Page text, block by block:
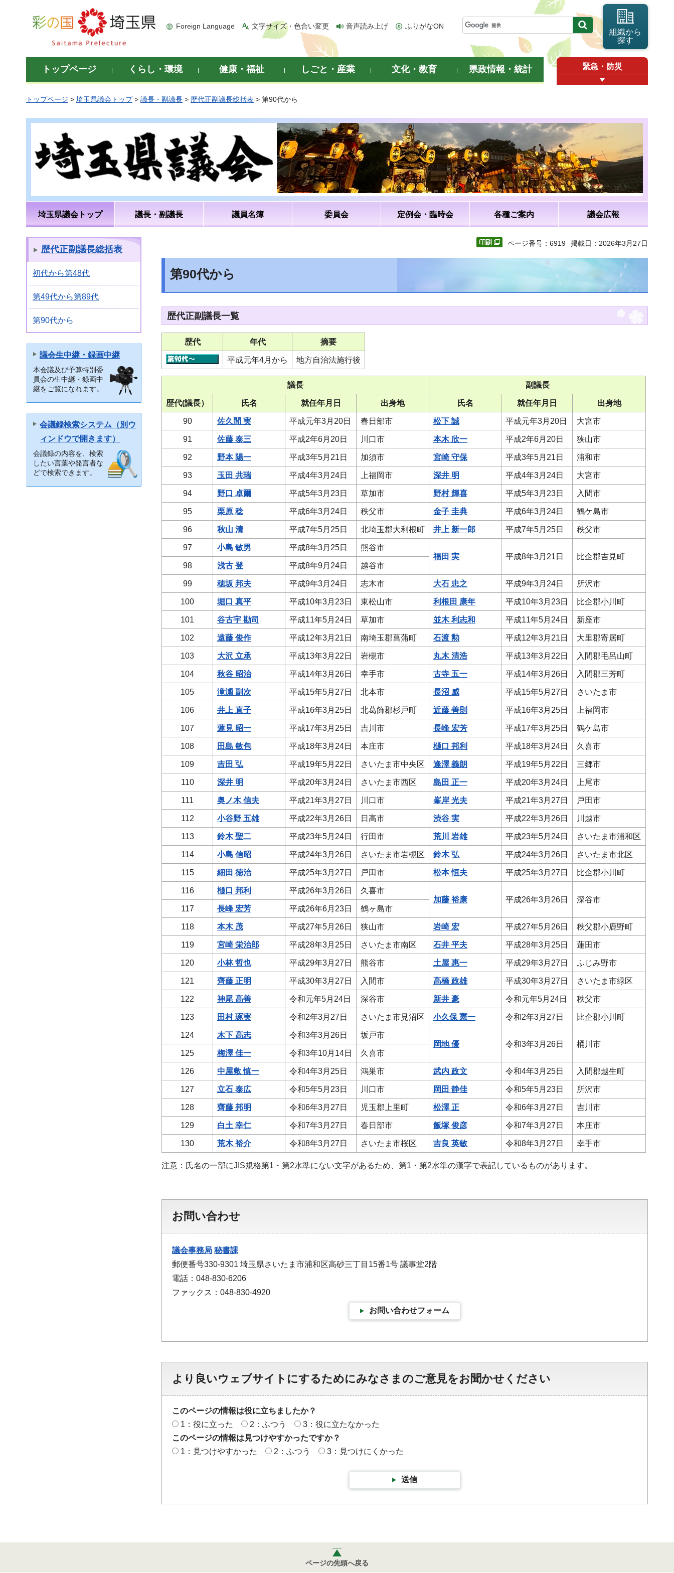
彩の国 埼玉県
Foreign Language 文字サイズ・色合い変更 音声読み上げ ふりがなON
組織から
探す
トップページ くらし・環境 健康・福祉 しごと・産業 文化・教育 県政情報・統計 緊急・防災
トップページ > 埼玉県議会トップ> 議長・副議長 > 歴代正副議長総括表 > 第90代から
埼玉県議会トップ 議長・副議長 議員名簿 委員会 定例会・臨時会 各種ご案内 議会広報
歴代正副議長総括表
初代から第48代
第49代から第89代
第90代から
議会生中継・録画中継
本会議及び予算特別委
員会の生中継・録画中
継をご覧になれます。
会議録検索システム（別ウ
ィンドウで開きます）
会議録の内容を、検索
したい言葉や発言者な
どで検索できます。
ページ番号：6919 掲載日：2026年3月27日
第90代から
歴代正副議長一覧
歴代 年代 摘要
平成元年4月から 地方自治法施行後
議長 副議長
歴代(議長） 氏名 就任年月日 出身地 氏名 就任年月日 出身地
90 佐久間 実 平成元年3月20日 春日部市 松下 誠 平成元年3月20日 大宮市
91 佐藤 泰三 平成2年6月20日 川口市 本木 欣一 平成2年6月20日 狭山市
92 野本 陽一 平成3年5月21日 加須市 宮崎 守保 平成3年5月21日 浦和市
93 玉田 共瑞 平成4年3月24日 上福岡市 深井 明 平成4年3月24日 大宮市
94 野口 卓爾 平成5年3月23日 草加市 野村 輝喜 平成5年3月23日 入間市
95 栗原 稔 平成6年3月24日 秩父市 金子 圭典 平成6年3月24日 鶴ケ島市
96 秋山 清 平成7年5月25日 北埼玉郡大利根町 井上 新一郎 平成7年5月25日 秩父市
97 小島 敏男 平成8年3月25日
熊谷市
福田 実
平成8年3月21日
比企郡吉見町
98
浅古 登 平成8年9月24日 越谷市
99 穂坂 邦夫 平成9年3月24日 志木市 大石 忠之 平成9年3月24日 所沢市
100 堀口 真平 平成10年3月23日 東松山市 利根田 康年 平成10年3月23日 比企郡小川町
101 谷古宇 勘司 平成11年5月24日 草加市 並木 利志和 平成11年5月24日 新座市
102 遠藤 俊作 平成12年3月21日 南埼玉郡菖蒲町 石渡 勲 平成12年3月21日 大里郡寄居町
103 大沢 立承 平成13年3月22日 岩槻市 丸木 清浩 平成13年3月22日 入間郡毛呂山町
104 秋谷 昭治 平成14年3月26日 幸手市 古寺 五一 平成14年3月26日 入間郡三芳町
105 滝瀬 副次 平成15年5月27日 北本市 長沼 威 平成15年5月27日 さいたま市
106 井上 直子 平成16年3月25日 北葛飾郡杉戸町 近藤 善則 平成16年3月25日 上福岡市
107 蓮見 昭一 平成17年3月25日 吉川市 長峰 宏芳 平成17年3月25日 鶴ケ島市
108 田島 敏包 平成18年3月24日 本庄市 樋口 邦利 平成18年3月24日 久喜市
109 吉田 弘 平成19年5月22日 さいたま市中央区 逢澤 義朗 平成19年5月22日 三郷市
110 深井 明 平成20年3月24日 さいたま市西区 島田 正一 平成20年3月24日 上尾市
111 奥ノ木 信夫 平成21年3月27日 川口市 峯岸 光夫 平成21年3月27日 戸田市
112 小谷野 五雄 平成22年3月26日 日高市 渋谷 実 平成22年3月26日 川越市
113 鈴木 聖二 平成23年5月24日 行田市 荒川 岩雄 平成23年5月24日 さいたま市浦和区
114 小島 信昭 平成24年3月26日 さいたま市岩槻区 鈴木 弘 平成24年3月26日 さいたま市北区
115 細田 徳治 平成25年3月27日 戸田市 松本 恒夫 平成25年3月27日 比企郡小川町
116 樋口 邦利 平成26年3月26日
久喜市
加藤 裕康
平成26年3月26日
深谷市
117
長峰 宏芳 平成26年6月23日 鶴ヶ島市
118 本木 茂 平成27年5月26日 狭山市 岩崎 宏 平成27年5月26日 秩父郡小鹿野町
119 宮崎 栄治郎 平成28年3月25日 さいたま市南区 石井 平夫 平成28年3月25日 蓮田市
120 小林 哲也 平成29年3月27日 熊谷市 土屋 惠一 平成29年3月27日 ふじみ野市
121 齊藤 正明 平成30年3月27日 入間市 高橋 政雄 平成30年3月27日 さいたま市緑区
122 神尾 高善 令和元年5月24日 深谷市 新井 豪 令和元年5月24日 秩父市
123 田村 琢実 令和2年3月27日 さいたま市見沼区 小久保 憲一 令和2年3月27日 比企郡小川町
124 木下 高志 令和3年3月26日
坂戸市
岡地 優
令和3年3月26日
桶川市
125
梅澤 佳一 令和3年10月14日 久喜市
126 中屋敷 慎一 令和4年3月25日 鴻巣市 武内 政文 令和4年3月25日 入間郡越生町
127 立石 泰広 令和5年5月23日 川口市 岡田 静佳 令和5年5月23日 所沢市
128 齊藤 邦明 令和6年3月27日 児玉郡上里町 松澤 正 令和6年3月27日 吉川市
129 白土 幸仁 令和7年3月27日 春日部市 飯塚 俊彦 令和7年3月27日 本庄市
130 荒木 裕介 令和8年3月27日 さいたま市桜区 吉良 英敏 令和8年3月27日 幸手市
注意：氏名の一部にJIS規格第1・第2水準にない文字があるため、第1・第2水準の漢字で表記しているものがあります。
お問い合わせ
議会事務局 秘書課
郵便番号330-9301 埼玉県さいたま市浦和区高砂三丁目15番1号 議事堂2階
電話：048-830-6206
ファックス：048-830-4920
お問い合わせフォーム
より良いウェブサイトにするためにみなさまのご意見をお聞かせください
このページの情報は役に立ちましたか？
1：役に立った
2：ふつう
3：役に立たなかった
このページの情報は見つけやすかったですか？
1：見つけやすかった
2：ふつう 3：見つけにくかった
送信
ページの先頭へ戻る